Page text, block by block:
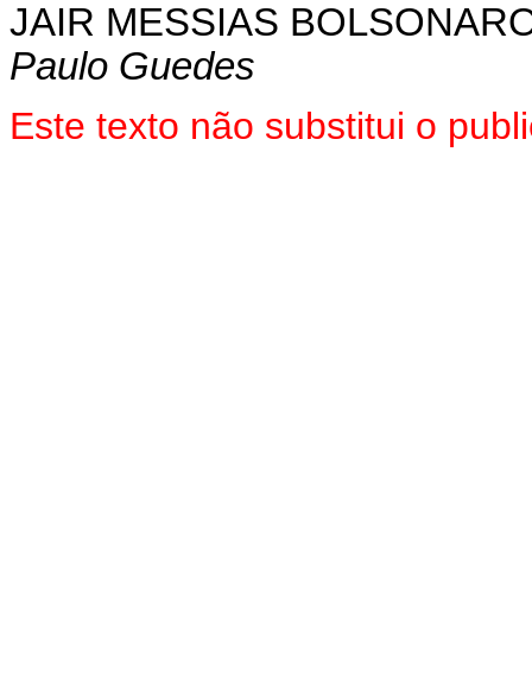
JAIR MESSIAS
Paulo Guedes
Este texto não substitui o